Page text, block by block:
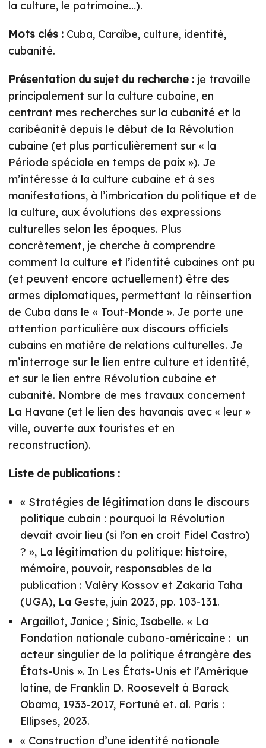
la culture, le patrimoine…).
Mots clés : Cuba, Caraïbe, culture, identité,
cubanité.
Présentation du sujet du recherche : je travaille
principalement sur la culture cubaine, en
centrant mes recherches sur la cubanité et la
caribéanité depuis le début de la Révolution
cubaine (et plus particulièrement sur « la
Période spéciale en temps de paix »). Je
m’intéresse à la culture cubaine et à ses
manifestations, à l’imbrication du politique et de
la culture, aux évolutions des expressions
culturelles selon les époques. Plus
concrètement, je cherche à comprendre
comment la culture et l’identité cubaines ont pu
(et peuvent encore actuellement) être des
armes diplomatiques, permettant la réinsertion
de Cuba dans le « Tout-Monde ». Je porte une
attention particulière aux discours officiels
cubains en matière de relations culturelles. Je
m’interroge sur le lien entre culture et identité,
et sur le lien entre Révolution cubaine et
cubanité. Nombre de mes travaux concernent
La Havane (et le lien des havanais avec « leur »
ville, ouverte aux touristes et en
reconstruction).
Liste de publications :
« Stratégies de légitimation dans le discours
politique cubain : pourquoi la Révolution
devait avoir lieu (si l’on en croit Fidel Castro)
? », La légitimation du politique: histoire,
mémoire, pouvoir, responsables de la
publication : Valéry Kossov et Zakaria Taha
(UGA), La Geste, juin 2023, pp. 103-131.
Argaillot, Janice ; Sinic, Isabelle. « La
Fondation nationale cubano-américaine : un
acteur singulier de la politique étrangère des
États-Unis ». In Les États-Unis et l’Amérique
latine, de Franklin D. Roosevelt à Barack
Obama, 1933-2017, Fortuné et. al. Paris :
Ellipses, 2023.
« Construction d’une identité nationale